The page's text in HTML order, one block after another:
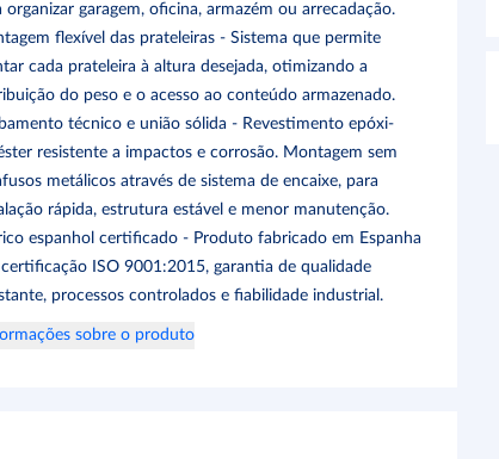
organizar garagem, oficina, armazém ou arrecadação.
flexível das prateleiras - Sistema que permite
cada prateleira à altura desejada, otimizando a
do peso e o acesso ao conteúdo armazenado.
técnico e união sólida - Revestimento epóxi-
resistente a impactos e corrosão. Montagem sem
metálicos através de sistema de encaixe, para
rápida, estrutura estável e menor manutenção.
espanhol certificado - Produto fabricado em Espanha
ISO 9001:2015, garantia de qualidade
processos controlados e fiabilidade industrial.
sobre o produto